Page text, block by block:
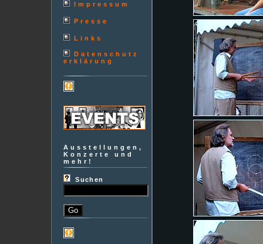
Impressum
Presse
Links
Datenschutz
erklärung
Ausstellungen,
Konzerte und
mehr!
Suchen